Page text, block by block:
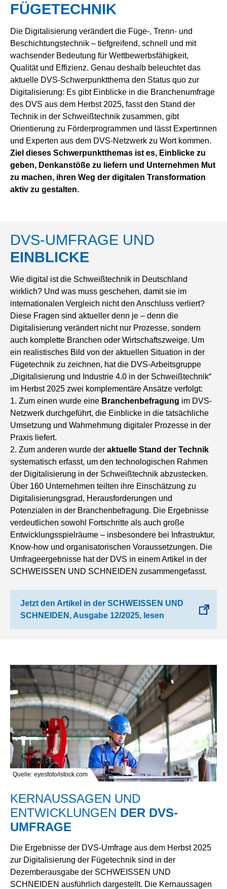
FÜGETECHNIK
Die Digitalisierung verändert die Füge-, Trenn- und
Beschichtungstechnik – tiefgreifend, schnell und mit
wachsender Bedeutung für Wettbewerbsfähigkeit,
Qualität und Effizienz. Genau deshalb beleuchtet das
aktuelle DVS-Schwerpunktthema den Status quo zur
Digitalisierung: Es gibt Einblicke in die Branchenumfrage
des DVS aus dem Herbst 2025, fasst den Stand der
Technik in der Schweißtechnik zusammen, gibt
Orientierung zu Förderprogrammen und lässt Expertinnen
und Experten aus dem DVS‑Netzwerk zu Wort kommen.
Ziel dieses Schwerpunktthemas ist es, Einblicke zu
geben, Denkanstöße zu liefern und Unternehmen Mut
zu machen, ihren Weg der digitalen Transformation
aktiv zu gestalten.
DVS-UMFRAGE UND
EINBLICKE
Wie digital ist die Schweißtechnik in Deutschland
wirklich? Und was muss geschehen, damit sie im
internationalen Vergleich nicht den Anschluss verliert?
Diese Fragen sind aktueller denn je – denn die
Digitalisierung verändert nicht nur Prozesse, sondern
auch komplette Branchen oder Wirtschaftszweige. Um
ein realistisches Bild von der aktuellen Situation in der
Fügetechnik zu zeichnen, hat die DVS-Arbeitsgruppe
„Digitalisierung und Industrie 4.0 in der Schweißtechnik“
im Herbst 2025 zwei komplementäre Ansätze verfolgt:
1. Zum einen wurde eine Branchenbefragung im DVS-
Netzwerk durchgeführt, die Einblicke in die tatsächliche
Umsetzung und Wahrnehmung digitaler Prozesse in der
Praxis liefert.
2. Zum anderen wurde der aktuelle Stand der Technik
systematisch erfasst, um den technologischen Rahmen
der Digitalisierung in der Schweißtechnik abzustecken.
Über 160 Unternehmen teilten ihre Einschätzung zu
Digitalisierungsgrad, Herausforderungen und
Potenzialen in der Branchenbefragung. Die Ergebnisse
verdeutlichen sowohl Fortschritte als auch große
Entwicklungsspielräume – insbesondere bei Infrastruktur,
Know‑how und organisatorischen Voraussetzungen. Die
Umfrageergebnisse hat der DVS in einem Artikel in der
SCHWEISSEN UND SCHNEIDEN zusammengefasst.
Jetzt den Artikel in der SCHWEISSEN UND
SCHNEIDEN, Ausgabe 12/2025, lesen
Quelle: eyesfoto/istock.com
KERNAUSSAGEN UND
ENTWICKLUNGEN DER DVS-
UMFRAGE
Die Ergebnisse der DVS-Umfrage aus dem Herbst 2025
zur Digitalisierung der Fügetechnik sind in der
Dezemberausgabe der SCHWEISSEN UND
SCHNEIDEN ausführlich dargestellt. Die Kernaussagen